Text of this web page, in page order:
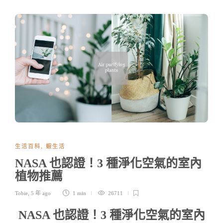
生活百科, 蝦生活
NASA 也認證！3 種淨化空氣的室內
植物推薦
Tobie 5 年 ago 1 min 26711
NASA 也認證！3 種淨化空氣的室內